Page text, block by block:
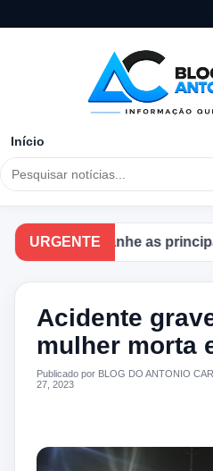
Início
URGENTE
Acompanhe as
Acidente
mulher morta
Publicado por BLOG DO ANTONIO
27, 2023